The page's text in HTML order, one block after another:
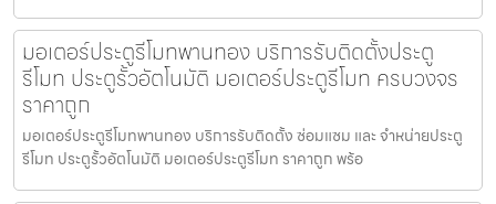
มอเตอร์ประตูรีโมทพานทอง บริการรับติดตั้งประตู
รีโมท ประตูรั้วอัตโนมัติ มอเตอร์ประตูรีโมท ครบวงจร
ราคาถูก
มอเตอร์ประตูรีโมทพานทอง บริการรับติดตั้ง ซ่อมแซม และ จำหน่ายประตู
รีโมท ประตูรั้วอัตโนมัติ มอเตอร์ประตูรีโมท ราคาถูก พร้อ